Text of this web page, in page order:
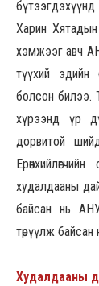
бүтээгдэхүүнд
Харин
хэмжээг авч
түүхий эдийн
болсон билээ.
хүрээнд үр
дорвитой
худалдааны
байсан нь
төрүүлж
Худалдааны